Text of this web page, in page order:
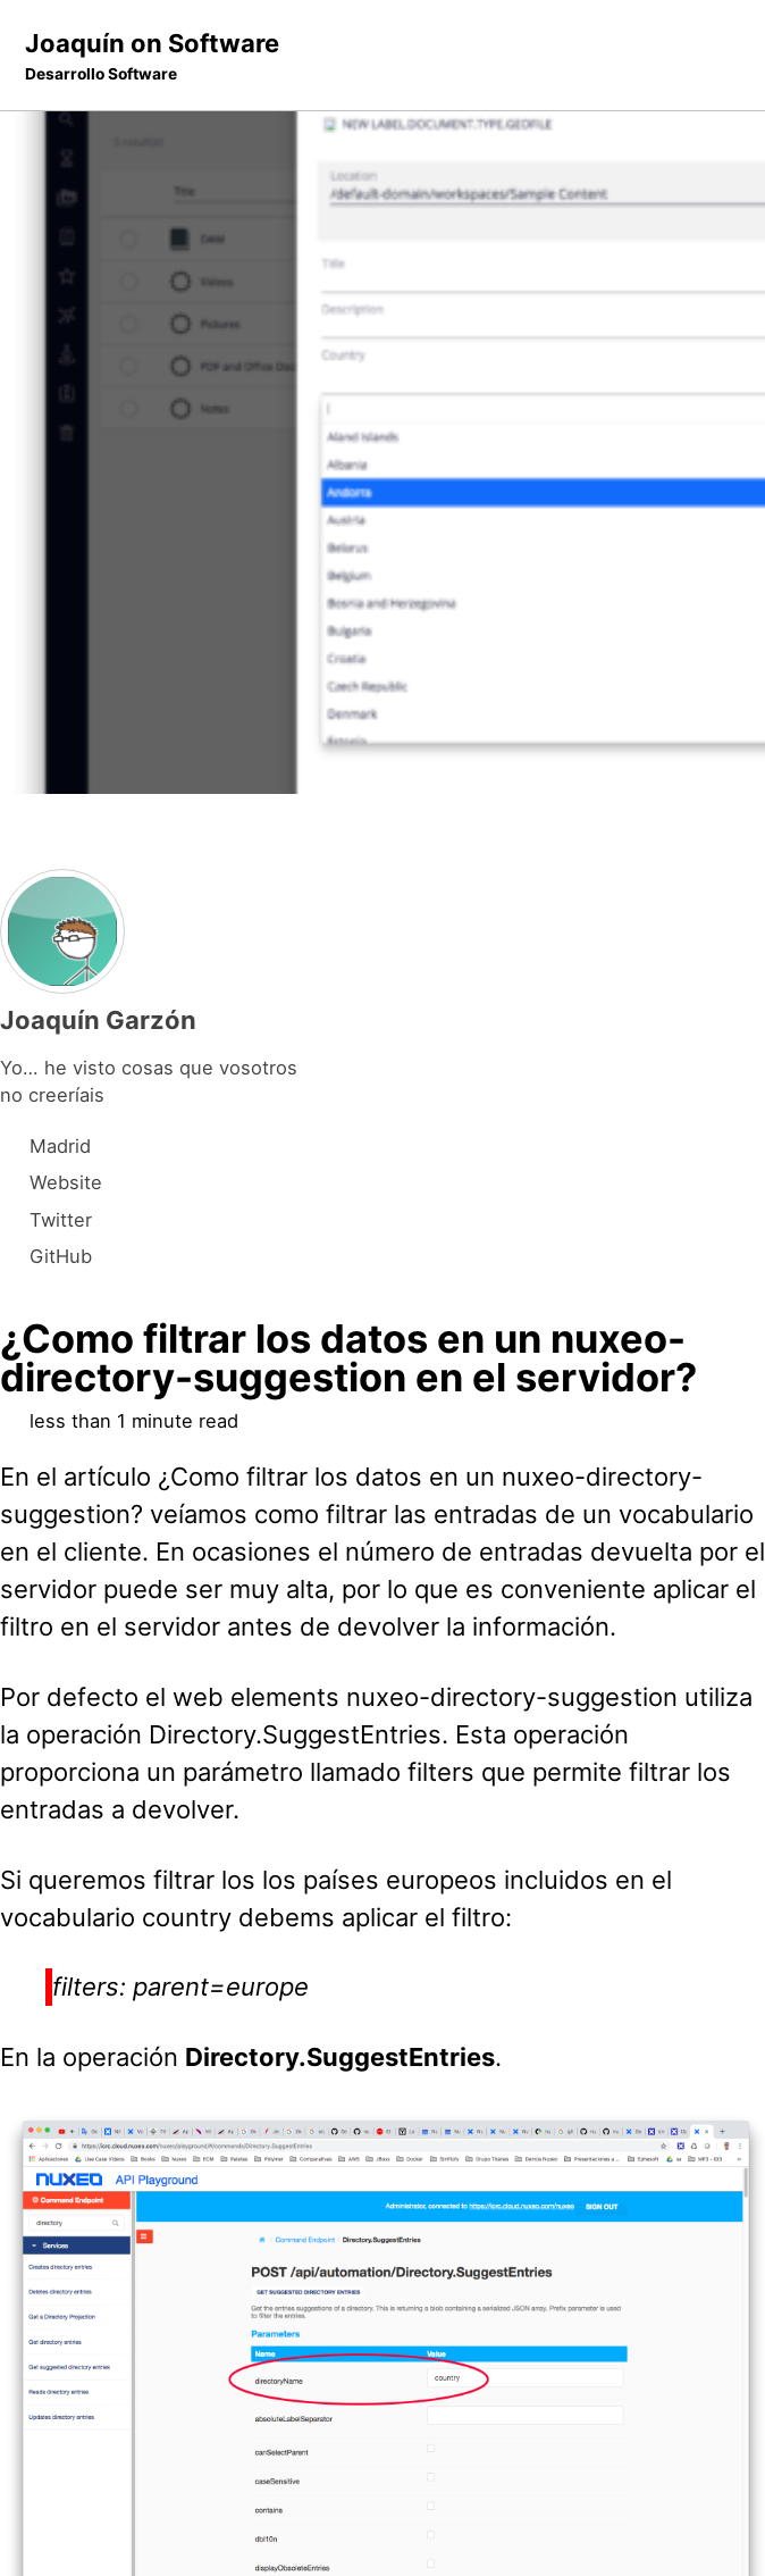
navigation
Joaquín on Software
Desarrollo Software
Joaquín Garzón
Yo… he visto cosas que vosotros
no creeríais
Madrid
Website
Twitter
GitHub
¿Como filtrar los datos en un nuxeo-
directory-suggestion en el servidor?
less than 1 minute read
En el artículo ¿Como filtrar los datos en un nuxeo-directory-
suggestion? veíamos como filtrar las entradas de un vocabulario
en el cliente. En ocasiones el número de entradas devuelta por el
servidor puede ser muy alta, por lo que es conveniente aplicar el
filtro en el servidor antes de devolver la información.
Por defecto el web elements nuxeo-directory-suggestion utiliza
la operación Directory.SuggestEntries. Esta operación
proporciona un parámetro llamado filters que permite filtrar los
entradas a devolver.
Si queremos filtrar los los países europeos incluidos en el
vocabulario country debems aplicar el filtro:
filters: parent=europe
En la operación Directory.SuggestEntries.